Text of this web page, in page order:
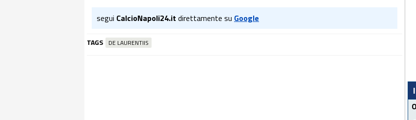
segui CalcioNapoli24.it direttamente su Google
TAGS DE LAURENTIIS